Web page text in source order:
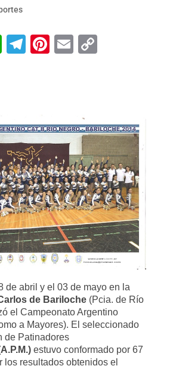
WhatsApp
Telegram
Pinterest
EmailCopy
de abril y el 03 de mayo en la
de Bariloche(Pcia. de Río
el Campeonato Argentino
a Mayores). El seleccionado
de Patinadores
estuvo conformado por 67
los resultados obtenidos el